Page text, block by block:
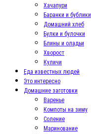
Хачапури
Баранки и бублики
Домашний хлеб
Булки и булочки
Блины и оладьи
Хворост
Куличи
Еда известных людей
Это интересно
Домашние заготовки
Варенье
Компоты на зиму
Соление
Маринование